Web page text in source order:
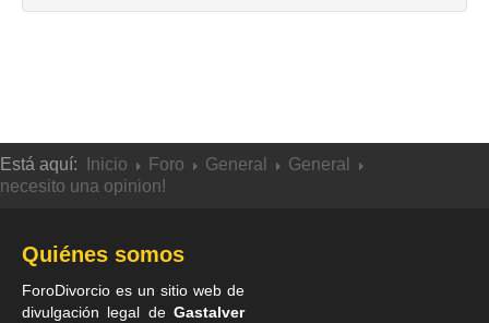
Está aquí: Inicio Foro General
General
necesito una opinion!
Quiénes somos
ForoDivorcio es un sitio web de
divulgación legal de Gastalver